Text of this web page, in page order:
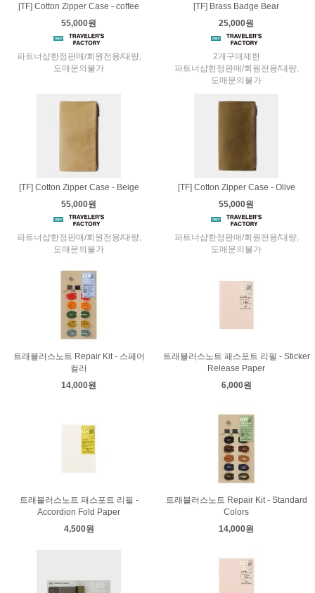
[TF] Cotton Zipper Case - coffee
55,000원
파트너샵한정판매/회원전용/대량,
도매문의불가
[TF] Brass Badge Bear
25,000원
2개구매제한
파트너샵한정판매/회원전용/대량,
도매문의불가
[TF] Cotton Zipper Case - Beige
55,000원
파트너샵한정판매/회원전용/대량,
도매문의불가
[TF] Cotton Zipper Case - Olive
55,000원
파트너샵한정판매/회원전용/대량,
도매문의불가
트래블러스노트 Repair Kit - 스페어
컬러
14,000원
트래블러스노트 패스포트 리필 - Sticker
Release Paper
6,000원
트래블러스노트 패스포트 리필 -
Accordion Fold Paper
4,500원
트래블러스노트 Repair Kit - Standard
Colors
14,000원